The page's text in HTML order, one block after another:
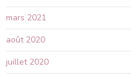
mars 2021
août 2020
juillet 2020